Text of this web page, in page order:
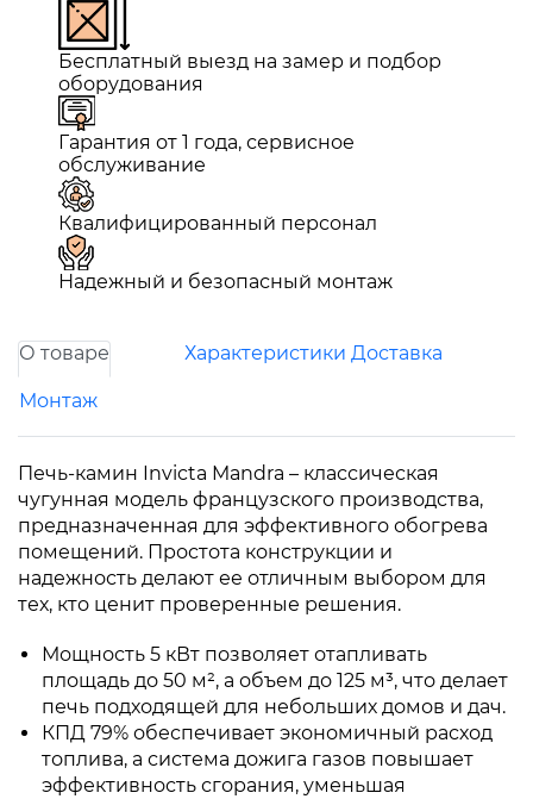
Бесплатный выезд на замер и подбор
оборудования
Гарантия от 1 года, сервисное
обслуживание
Квалифицированный персонал
Надежный и безопасный монтаж
О товаре Характеристики Доставка
Монтаж
Печь-камин Invicta Mandra – классическая
чугунная модель французского производства,
предназначенная для эффективного обогрева
помещений. Простота конструкции и
надежность делают ее отличным выбором для
тех, кто ценит проверенные решения.
Мощность 5 кВт позволяет отапливать
площадь до 50 м², а объем до 125 м³, что делает
печь подходящей для небольших домов и дач.
КПД 79% обеспечивает экономичный расход
топлива, а система дожига газов повышает
эффективность сгорания, уменьшая